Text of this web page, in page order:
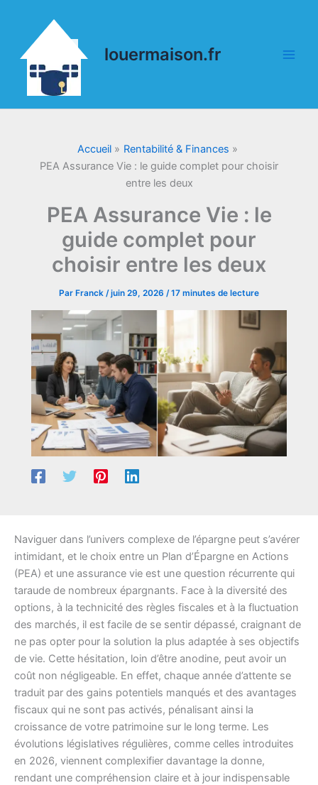
contenu
louermaison.fr
Accueil
Rentabilité & Finances
PEA Assurance Vie : le guide complet pour choisir
entre les deux
PEA Assurance Vie : le
guide complet pour
choisir entre les deux
Par Franck /juin 29, 2026 /17 minutes de lecture
Naviguer dans l’univers complexe de l’épargne peut s’avérer
intimidant, et le choix entre un Plan d’Épargne en Actions
(PEA) et une assurance vie est une question récurrente qui
taraude de nombreux épargnants. Face à la diversité des
options, à la technicité des règles fiscales et à la fluctuation
des marchés, il est facile de se sentir dépassé, craignant de
ne pas opter pour la solution la plus adaptée à ses objectifs
de vie. Cette hésitation, loin d’être anodine, peut avoir un
coût non négligeable. En effet, chaque année d’attente se
traduit par des gains potentiels manqués et des avantages
fiscaux qui ne sont pas activés, pénalisant ainsi la
croissance de votre patrimoine sur le long terme. Les
évolutions législatives régulières, comme celles introduites
en 2026, viennent complexifier davantage la donne,
rendant une compréhension claire et à jour indispensable